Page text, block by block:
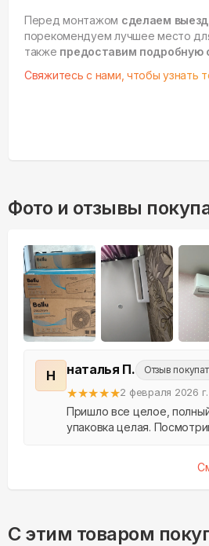
Перед монтажом сделаем
порекомендуем лучшее место
также предоставим подробную
Свяжитесь с нами, чтобы узнать
Фото и отзывы
Н наталья П. Отзыв
★★★★★2 февраля 2026 г.
Пришло все целое,
упаковка целая.
С этим товаром